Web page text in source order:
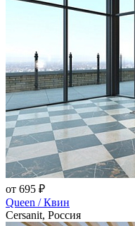
от 695 ₽
Queen / Квин
Cersanit, Россия